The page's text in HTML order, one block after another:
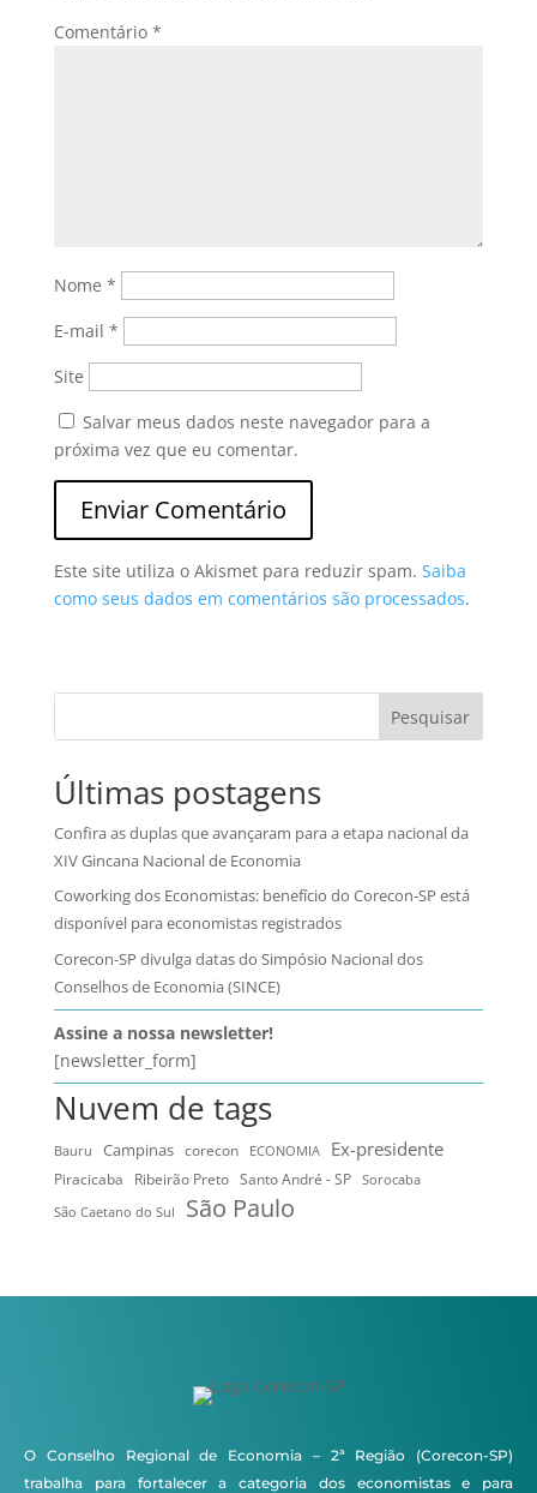
Comentário *
Nome *
E-mail *
Site
Salvar meus dados neste navegador para a
próxima vez que eu comentar.
Este site utiliza o Akismet para reduzir spam. Saiba
como seus dados em comentários são processados.
Pesquisar
Últimas postagens
Confira as duplas que avançaram para a etapa nacional da
XIV Gincana Nacional de Economia
Coworking dos Economistas: benefício do Corecon-SP está
disponível para economistas registrados
Corecon-SP divulga datas do Simpósio Nacional dos
Conselhos de Economia (SINCE)
Assine a nossa newsletter!
[newsletter_form]
Nuvem de tags
Bauru Campinas corecon ECONOMIA Ex-presidente
Piracicaba Ribeirão Preto Santo André - SP
Sorocaba
São Caetano do Sul
São Paulo
O Conselho Regional de Economia – 2ª Região (Corecon-SP)
trabalha para fortalecer a categoria dos economistas e para